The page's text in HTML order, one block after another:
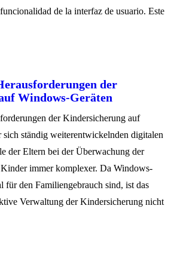
de la interfaz de usuario. Este
der
Windows-Geräten
der Kindersicherung auf
ständig weiterentwickelnden digitalen
der Eltern bei der Überwachung der
immer komplexer. Da Windows-
für den Familiengebrauch sind, ist das
Verwaltung der Kindersicherung nicht